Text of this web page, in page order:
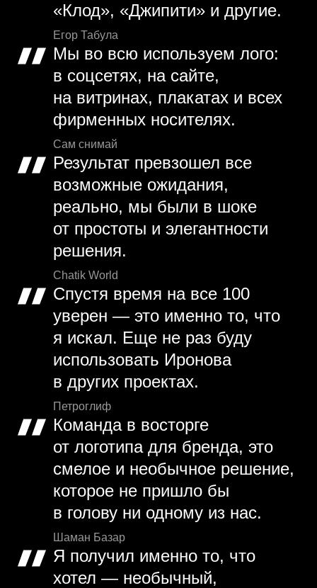
«Клод», «Джипити» и другие.
Егор Табула
Мы во всю используем лого:
в соцсетях, на сайте,
на витринах, плакатах и всех
фирменных носителях.
Сам снимай
Результат превзошел все
возможные ожидания,
реально, мы были в шоке
от простоты и элегантности
решения.
Chatik World
Спустя время на все 100
уверен — это именно то, что
я искал. Еще не раз буду
использовать Иронова
в других проектах.
Петроглиф
Команда в восторге
от логотипа для бренда, это
смелое и необычное решение,
которое не пришло бы
в голову ни одному из нас.
Шаман Базар
Я получил именно то, что
хотел — необычный,